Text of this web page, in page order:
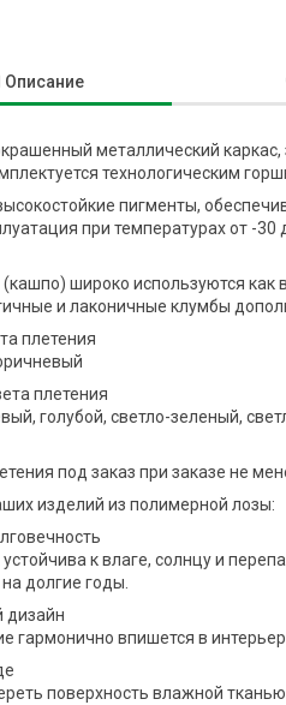
Описание
металлический
технологическим
пигменты,
при температурах от -
широко используются
и лаконичные клумбы
плетения
плетения
голубой, светло-зеленый,
под заказ при заказе не
изделий из полимерной лозы:
к влаге, солнцу и
долгие годы.
дизайн
гармонично впишется в
поверхность влажной